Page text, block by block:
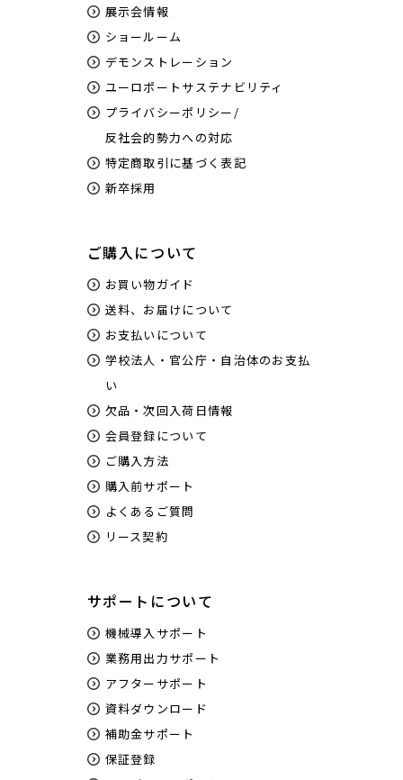
展示会情報
ショールーム
デモンストレーション
ユーロポートサステナビリティ
プライバシーポリシー/
反社会的勢力への対応
特定商取引に基づく表記
新卒採用
ご購入について
お買い物ガイド
送料、お届けについて
お支払いについて
学校法人・官公庁・自治体のお支払
い
欠品・次回入荷日情報
会員登録について
ご購入方法
購入前サポート
よくあるご質問
リース契約
サポートについて
機械導入サポート
業務用出力サポート
アフターサポート
資料ダウンロード
補助金サポート
保証登録